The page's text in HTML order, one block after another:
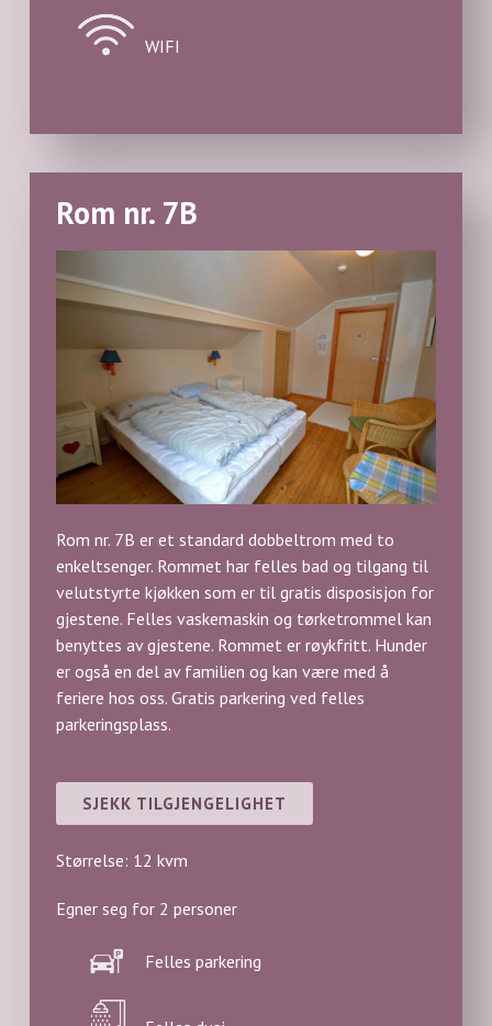
WIFI
Rom nr. 7B
Rom nr. 7B er et standard dobbeltrom med to
enkeltsenger. Rommet har felles bad og tilgang til
velutstyrte kjøkken som er til gratis disposisjon for
gjestene. Felles vaskemaskin og tørketrommel kan
benyttes av gjestene. Rommet er røykfritt. Hunder
er også en del av familien og kan være med å
feriere hos oss. Gratis parkering ved felles
parkeringsplass.
SJEKK TILGJENGELIGHET
Størrelse: 12 kvm
Egner seg for 2 personer
Felles parkering